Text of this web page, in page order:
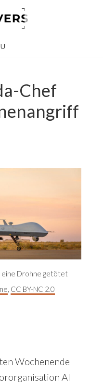
Chef
eine Drohne getötet
, CC BY-NC 2.0
Wochenende
Al-